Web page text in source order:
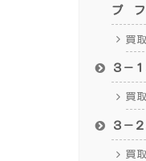
プ フ
買
３－
買
３－
買